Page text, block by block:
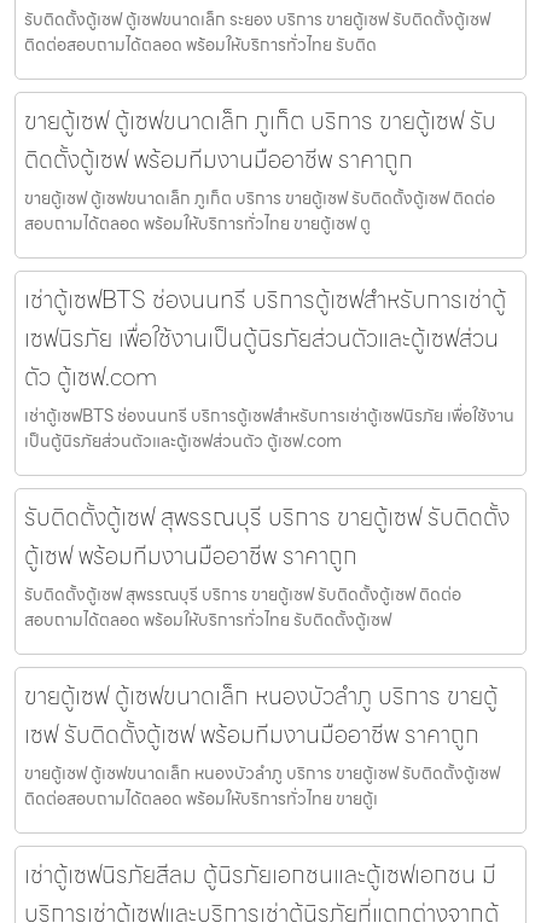
รับติดตั้งตู้เซฟ ตู้เซฟขนาดเล็ก ระยอง บริการ ขายตู้เซฟ รับติดตั้งตู้เซฟ
ติดต่อสอบถามได้ตลอด พร้อมให้บริการทั่วไทย รับติด
ขายตู้เซฟ ตู้เซฟขนาดเล็ก ภูเก็ต บริการ ขายตู้เซฟ รับ
ติดตั้งตู้เซฟ พร้อมทีมงานมืออาชีพ ราคาถูก
ขายตู้เซฟ ตู้เซฟขนาดเล็ก ภูเก็ต บริการ ขายตู้เซฟ รับติดตั้งตู้เซฟ ติดต่อ
สอบถามได้ตลอด พร้อมให้บริการทั่วไทย ขายตู้เซฟ ตู
เช่าตู้เซฟBTS ช่องนนทรี บริการตู้เซฟสำหรับการเช่าตู้
เซฟนิรภัย เพื่อใช้งานเป็นตู้นิรภัยส่วนตัวและตู้เซฟส่วน
ตัว ตู้เซฟ.com
เช่าตู้เซฟBTS ช่องนนทรี บริการตู้เซฟสำหรับการเช่าตู้เซฟนิรภัย เพื่อใช้งาน
เป็นตู้นิรภัยส่วนตัวและตู้เซฟส่วนตัว ตู้เซฟ.com
รับติดตั้งตู้เซฟ สุพรรณบุรี บริการ ขายตู้เซฟ รับติดตั้ง
ตู้เซฟ พร้อมทีมงานมืออาชีพ ราคาถูก
รับติดตั้งตู้เซฟ สุพรรณบุรี บริการ ขายตู้เซฟ รับติดตั้งตู้เซฟ ติดต่อ
สอบถามได้ตลอด พร้อมให้บริการทั่วไทย รับติดตั้งตู้เซฟ
ขายตู้เซฟ ตู้เซฟขนาดเล็ก หนองบัวลำภู บริการ ขายตู้
เซฟ รับติดตั้งตู้เซฟ พร้อมทีมงานมืออาชีพ ราคาถูก
ขายตู้เซฟ ตู้เซฟขนาดเล็ก หนองบัวลำภู บริการ ขายตู้เซฟ รับติดตั้งตู้เซฟ
ติดต่อสอบถามได้ตลอด พร้อมให้บริการทั่วไทย ขายตู้เ
เช่าตู้เซฟนิรภัยสีลม ตู้นิรภัยเอกชนและตู้เซฟเอกชน มี
บริการเช่าตู้เซฟและบริการเช่าตู้นิรภัยที่แตกต่างจากตู้